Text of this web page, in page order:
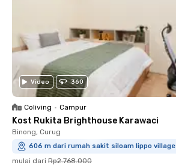
Video 360
Coliving • Campur
Kost Rukita Brighthouse Karawaci
Binong, Curug
606 m dari rumah sakit siloam lippo village
mulai dari Rp2.768.000